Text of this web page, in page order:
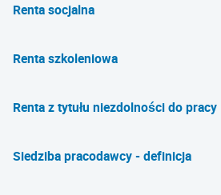
Renta socjalna
Renta szkoleniowa
Renta z tytułu niezdolności do pracy
Siedziba pracodawcy - definicja